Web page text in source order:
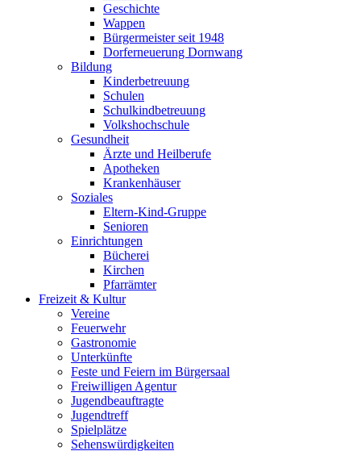
Geschichte
Wappen
Bürgermeister seit 1948
Dorferneuerung Dornwang
Bildung
Kinderbetreuung
Schulen
Schulkindbetreuung
Volkshochschule
Gesundheit
Ärzte und Heilberufe
Apotheken
Krankenhäuser
Soziales
Eltern-Kind-Gruppe
Senioren
Einrichtungen
Bücherei
Kirchen
Pfarrämter
Freizeit & Kultur
Vereine
Feuerwehr
Gastronomie
Unterkünfte
Feste und Feiern im Bürgersaal
Freiwilligen Agentur
Jugendbeauftragte
Jugendtreff
Spielplätze
Sehenswürdigkeiten